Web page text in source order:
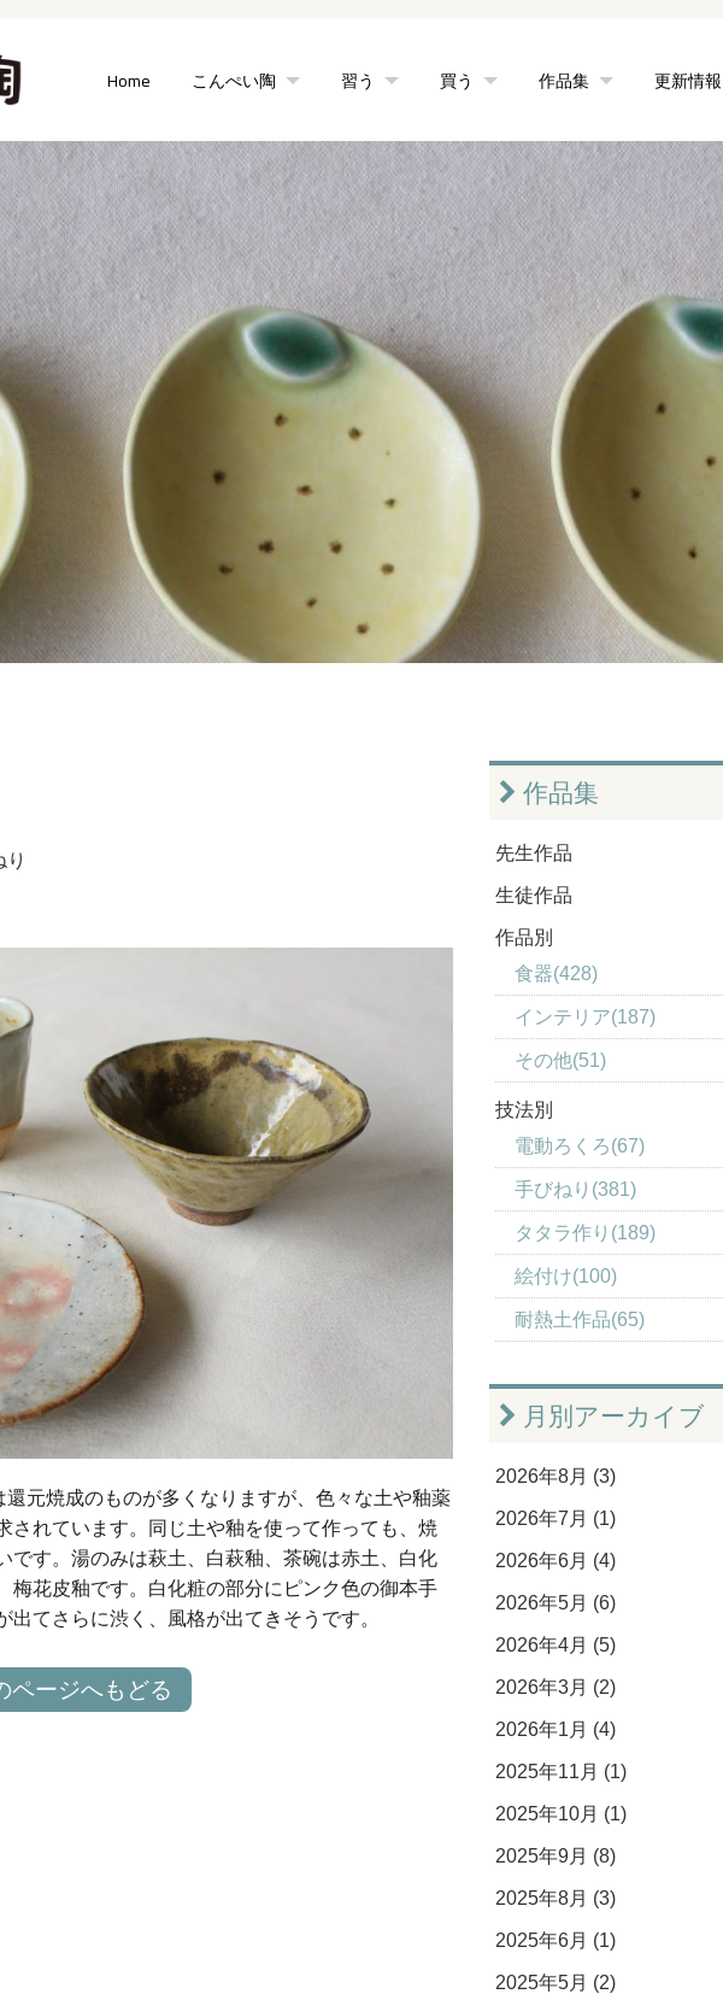
Home こんぺい陶 習う 買う 作品集 更新情報
り
元焼成のものが多くなりますが、色々な土や釉薬
されています。同じ土や釉を使って作っても、焼
です。湯のみは萩土、白萩釉、茶碗は赤土、白化
梅花皮釉です。白化粧の部分にピンク色の御本手
てさらに渋く、風格が出てきそうです。
ページへもどる
作品集
先生作品
生徒作品
作品別
食器(428)
インテリア(187)
その他(51)
技法別
電動ろくろ(67)
手びねり(381)
タタラ作り(189)
絵付け(100)
耐熱土作品(65)
月別アーカイブ
2026年8月 (3)
2026年7月 (1)
2026年6月 (4)
2026年5月 (6)
2026年4月 (5)
2026年3月 (2)
2026年1月 (4)
2025年11月 (1)
2025年10月 (1)
2025年9月 (8)
2025年8月 (3)
2025年6月 (1)
2025年5月 (2)